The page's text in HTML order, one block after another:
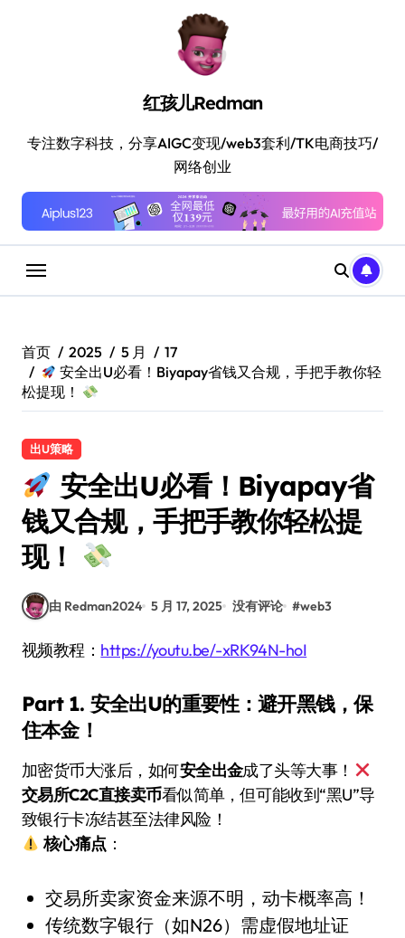
红孩儿Redman
专注数字科技，分享AIGC变现/web3套利/TK电商技巧/
网络创业
首页 2025 5 月
17
安全出U必看！Biyapay省钱又合规，手把手教你轻
松提现！
出U策略
安全出U必看！Biyapay省
钱又合规，手把手教你轻松提
现！
由 Redman2024 5 月 17, 2025 没有评论 #web3
视频教程： https://youtu.be/-xRK94N-hoI
Part 1. 安全出U的重要性：避开黑钱，保
住本金！
加密货币大涨后，如何安全出金成了头等大事！
交易所C2C直接卖币看似简单，但可能收到“黑U”导
致银行卡冻结甚至法律风险！
核心痛点 ：
交易所卖家资金来源不明，动卡概率高！
传统数字银行（如N26）需虚假地址证